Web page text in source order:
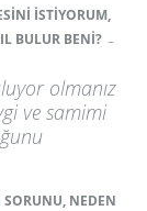
İSTİYORUM,
BULUR BENİ? -
olmanız
ve samimi
SORUNU, NEDEN